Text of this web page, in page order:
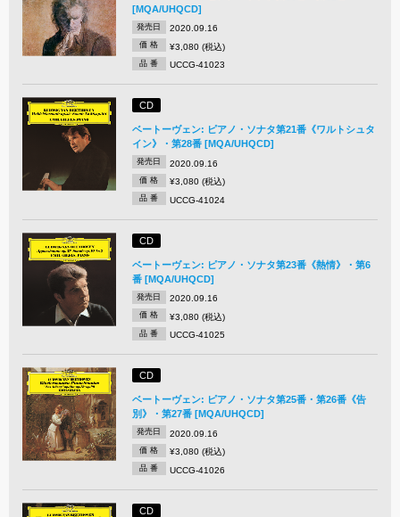
[MQA/UHQCD]
発売日 2020.09.16
価 格 ¥3,080 (税込)
品 番 UCCG-41023
CD
ベートーヴェン: ピアノ・ソナタ第21番《ワルトシュタ
イン》・第28番 [MQA/UHQCD]
発売日 2020.09.16
価 格 ¥3,080 (税込)
品 番 UCCG-41024
CD
ベートーヴェン: ピアノ・ソナタ第23番《熱情》・第6
番 [MQA/UHQCD]
発売日 2020.09.16
価 格 ¥3,080 (税込)
品 番 UCCG-41025
CD
ベートーヴェン: ピアノ・ソナタ第25番・第26番《告
別》・第27番 [MQA/UHQCD]
発売日 2020.09.16
価 格 ¥3,080 (税込)
品 番 UCCG-41026
CD